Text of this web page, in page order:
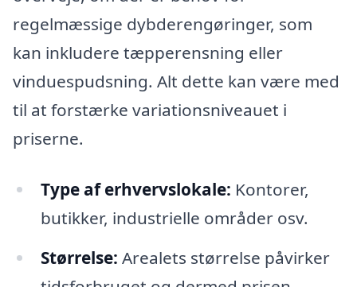
regelmæssige dybderengøringer, som
kan inkludere tæpperensning eller
vinduespudsning. Alt dette kan være med
til at forstærke variationsniveauet i
priserne.
Type af erhvervslokale: Kontorer,
butikker, industrielle områder osv.
Størrelse: Arealets størrelse påvirker